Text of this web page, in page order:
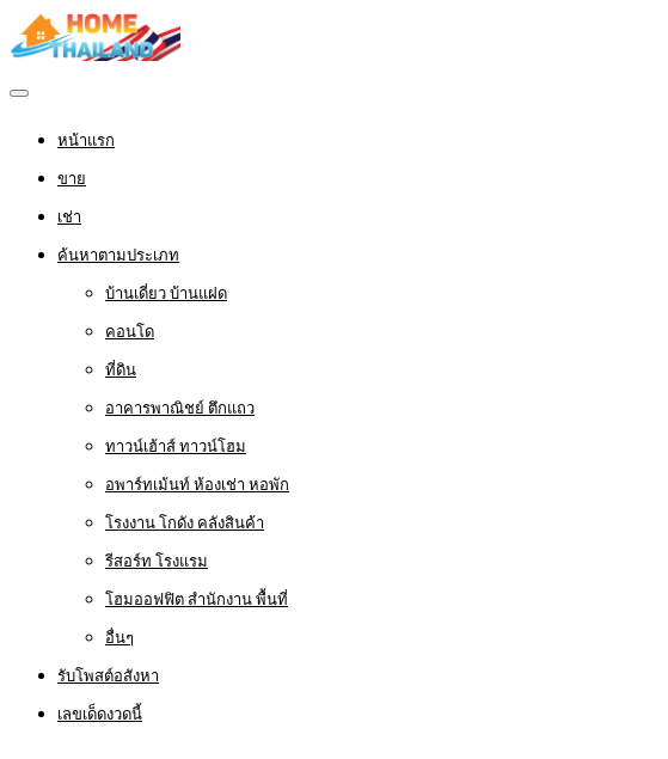
หน้าแรก
ขาย
เช่า
ค้นหาตามประเภท
บ้านเดี่ยว บ้านแฝด
คอนโด
ที่ดิน
อาคารพาณิชย์ ตึกแถว
ทาวน์เฮ้าส์ ทาวน์โฮม
อพาร์ทเม้นท์ ห้องเช่า หอพัก
โรงงาน โกดัง คลังสินค้า
รีสอร์ท โรงแรม
โฮมออฟฟิต สำนักงาน พื้นที่
อื่นๆ
รับโพสต์อสังหา
เลขเด็ดงวดนี้